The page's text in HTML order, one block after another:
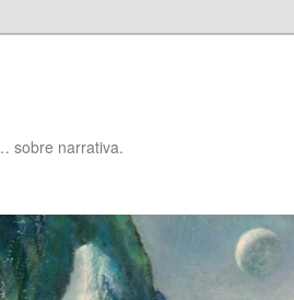
sobre narrativa.